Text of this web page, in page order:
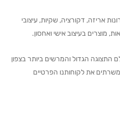
אריזה, דקורציה, שקיות, עיצובי
מוצרים בעיצוב אישי ואחסון.
הגדול והמרשים ביותר בצפון
אנו משרתים את לקוחותנו הפרטיים